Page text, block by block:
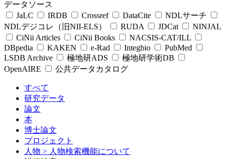
データソース
JaLC
IRDB Crossref DataCite
NDLサーチ
NDLデジコレ（旧NII-ELS）
RUDA JDCat
NINJAL
CiNii Articles
CiNii Books
NACSIS-CAT/ILL
DBpedia
KAKEN e-Rad Integbio
PubMed
LSDB Archive
極地研ADS
極地研学術DB
OpenAIRE
公共データカタログ
すべて
研究データ
論文
本
博士論文
プロジェクト
人物 > 人物検索機能について